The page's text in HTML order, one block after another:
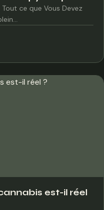
ce que Vous Devez
est-il réel